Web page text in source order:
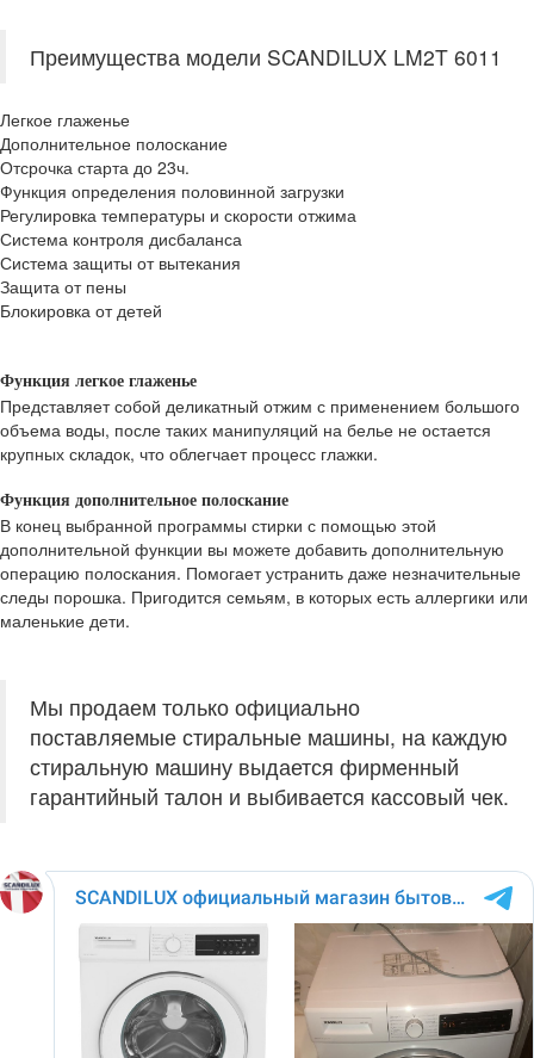
Преимущества модели SCANDILUX LM2T 6011
Легкое глаженье
Дополнительное полоскание
Отсрочка старта до 23ч.
Функция определения половинной загрузки
Регулировка температуры и скорости отжима
Система контроля дисбаланса
Система защиты от вытекания
Защита от пены
Блокировка от детей
Функция легкое глаженье
Представляет собой деликатный отжим с применением большого
объема воды, после таких манипуляций на белье не остается
крупных складок, что облегчает процесс глажки.
Функция дополнительное полоскание
В конец выбранной программы стирки с помощью этой
дополнительной функции вы можете добавить дополнительную
операцию полоскания. Помогает устранить даже незначительные
следы порошка. Пригодится семьям, в которых есть аллергики или
маленькие дети.
Мы продаем только официально
поставляемые стиральные машины, на каждую
стиральную машину выдается фирменный
гарантийный талон и выбивается кассовый чек.